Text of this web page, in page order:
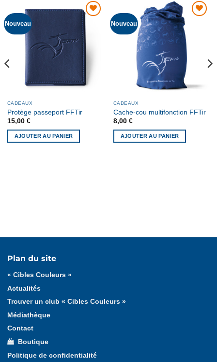
Nouveau
AJOUTER
À MA
LISTE DE
SOUHAITS
CADEAUX
Protège passeport FFTir
15,00 €
AJOUTER AU PANIER
Nouveau
AJOUTER
À MA
LISTE DE
SOUHAITS
CADEAUX
Cache-cou multifonction FFTir
8,00 €
AJOUTER AU PANIER
Plan du site
« Cibles Couleurs »
Actualités
Trouver un club « Cibles Couleurs »
Médiathèque
Contact
Boutique
Politique de confidentialité